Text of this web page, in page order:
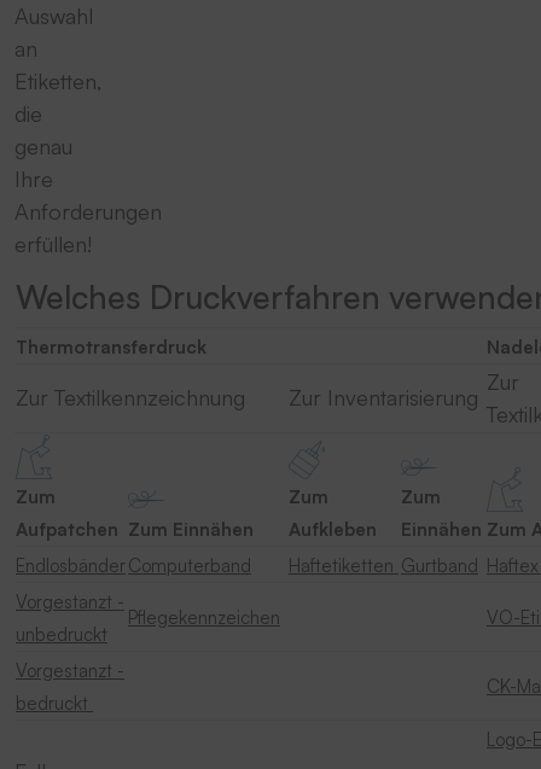
Auswahl
an
Etiketten,
die
genau
Ihre
Anforderungen
erfüllen!
Welches Druckverfahren
Thermotransferdruck
Zur Textilkennzeichnung Zur Inventarisierung
Zur
Zum
Aufpatchen Zum Einnähen
Zum
Aufkleben
Zum
Einnähen Zum
EndlosbänderComputerband Haftetiketten Gurtband
Vorgestanzt -
unbedruckt
Pflegekennzeichen VO-
Vorgestanzt -
bedruckt
CK-
Logo-